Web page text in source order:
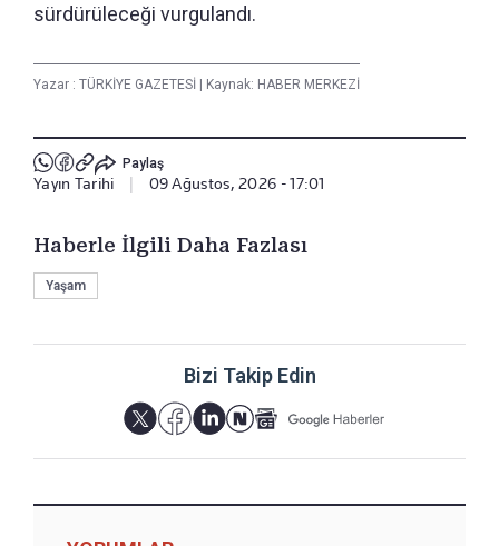
sürdürüleceği vurgulandı.
Yazar : TÜRKİYE GAZETESİ | Kaynak: HABER MERKEZİ
Paylaş
Yayın Tarihi 09 Ağustos, 2026 - 17:01
Haberle İlgili Daha Fazlası
Yaşam
Bizi Takip Edin